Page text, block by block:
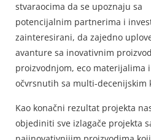
stvaraocima da se upoznaju sa
potencijalnim partnerima i
zainteresirani, da zajedno
avanture sa inovativnim
proizvodnjom, eco materijalima
očvrsnutih sa multi-decenijskim
Kao konačni rezultat projekta
objediniti sve izlagače projekta